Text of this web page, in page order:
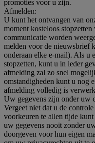
promoties voor u zijn.
Afmelden:
U kunt het ontvangen van
moment kosteloos
communicatie worden
melden voor de nieuwsbrief
onderaan elke e-mail). Als u
stopzetten, kunt u in ieder
afmelding zal zo snel
omstandigheden kunt u nog
afmelding volledig is
Uw gegevens zijn onder uw
Vergeet niet dat u de
voorkeuren te allen tijde
uw gegevens nooit zonder
doorgeven voor hun eigen